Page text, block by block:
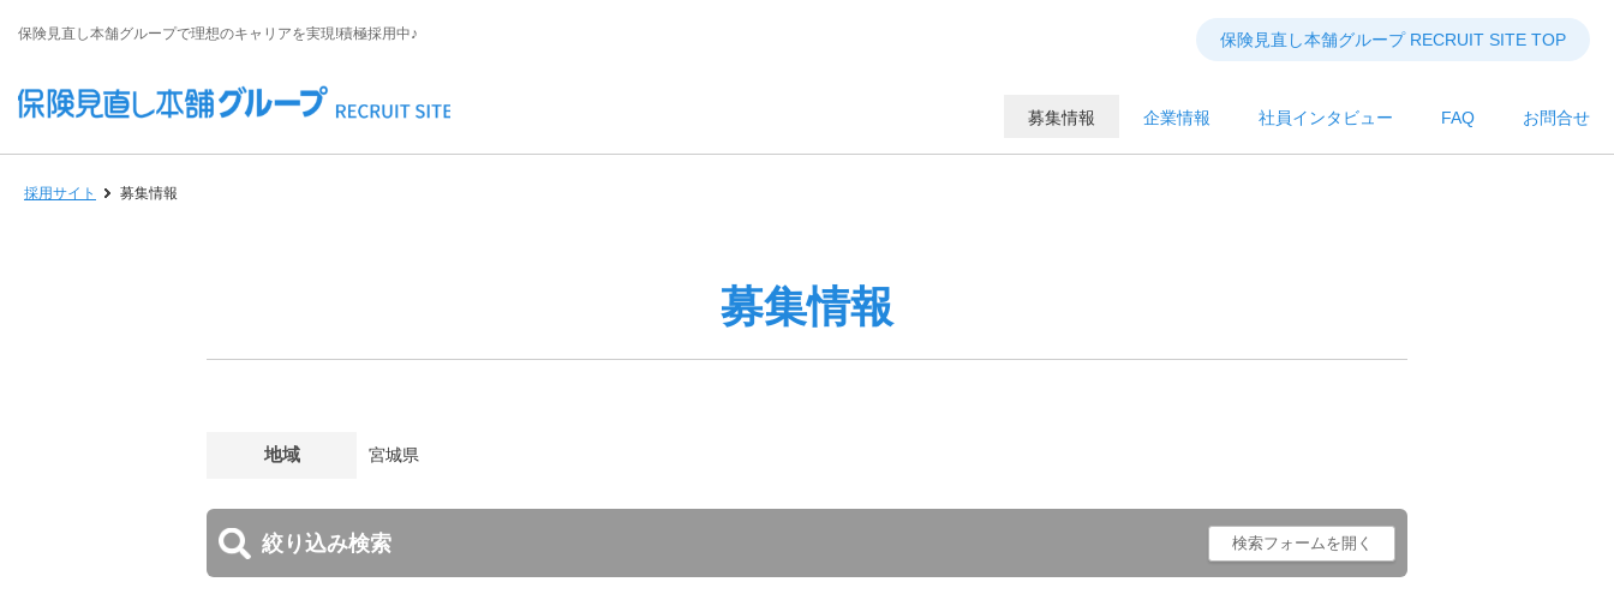
保険見直し本舗グループで理想のキャリアを実現!積極採用中♪ 保険見直し本舗グループ RECRUIT SITE TOP
募集情報 企業情報 社員インタビュー FAQ お問合せ
採用サイト 募集情報
募集情報
地域 宮城県
絞り込み検索